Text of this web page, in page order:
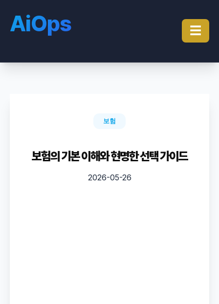
AiOps ☰
보험
보험의 기본 이해와 현명한 선택 가이드
2026-05-26